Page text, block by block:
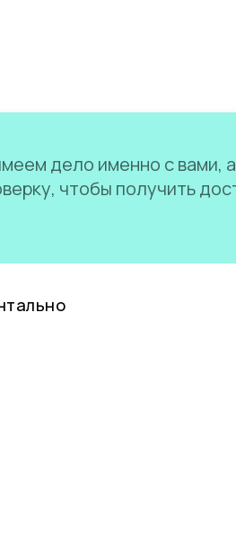
дело именно с вами,
чтобы получить